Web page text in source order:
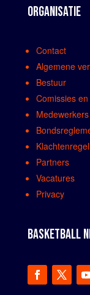
ORGANISATIE
Contact
Algemene
Bestuur
Comissies
Medewerkers
Partners
Vacatures
Privacy
BASKETBALL